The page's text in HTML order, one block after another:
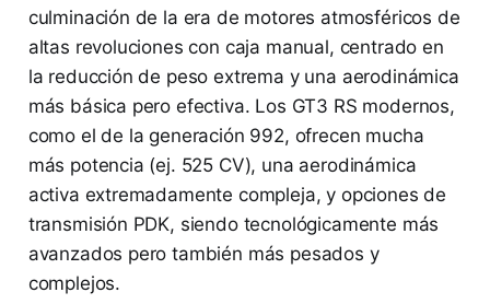
culminación de la era de motores atmosféricos de
altas revoluciones con caja manual, centrado en
la reducción de peso extrema y una aerodinámica
más básica pero efectiva. Los GT3 RS modernos,
como el de la generación 992, ofrecen mucha
más potencia (ej. 525 CV), una aerodinámica
activa extremadamente compleja, y opciones de
transmisión PDK, siendo tecnológicamente más
avanzados pero también más pesados y
complejos.